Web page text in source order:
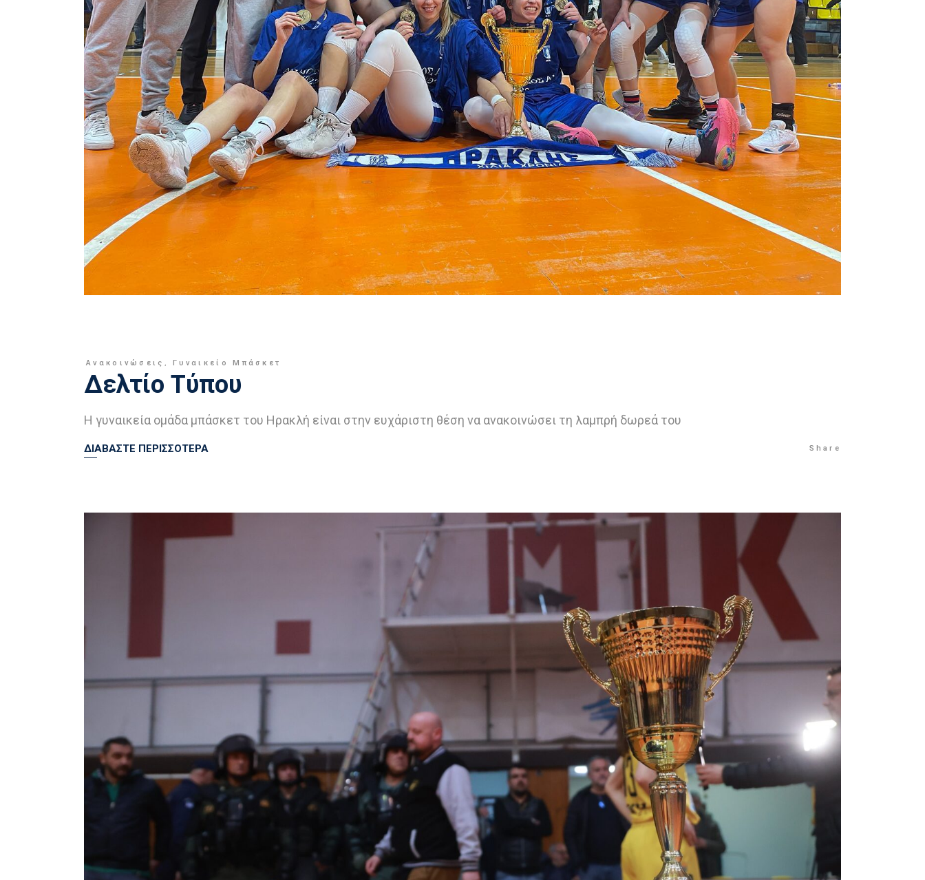
Ανακοινώσεις ,Γυναικείο Μπάσκετ
Δελτίο Τύπου
Η γυναικεία ομάδα μπάσκετ του Ηρακλή είναι στην ευχάριστη θέση να ανακοινώσει τη λαμπρή δωρεά του
ΔΙΑΒΑΣΤΕ ΠΕΡΙΣΣΟΤΕΡΑ Share